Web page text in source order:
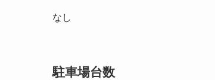
なし
駐車場台数